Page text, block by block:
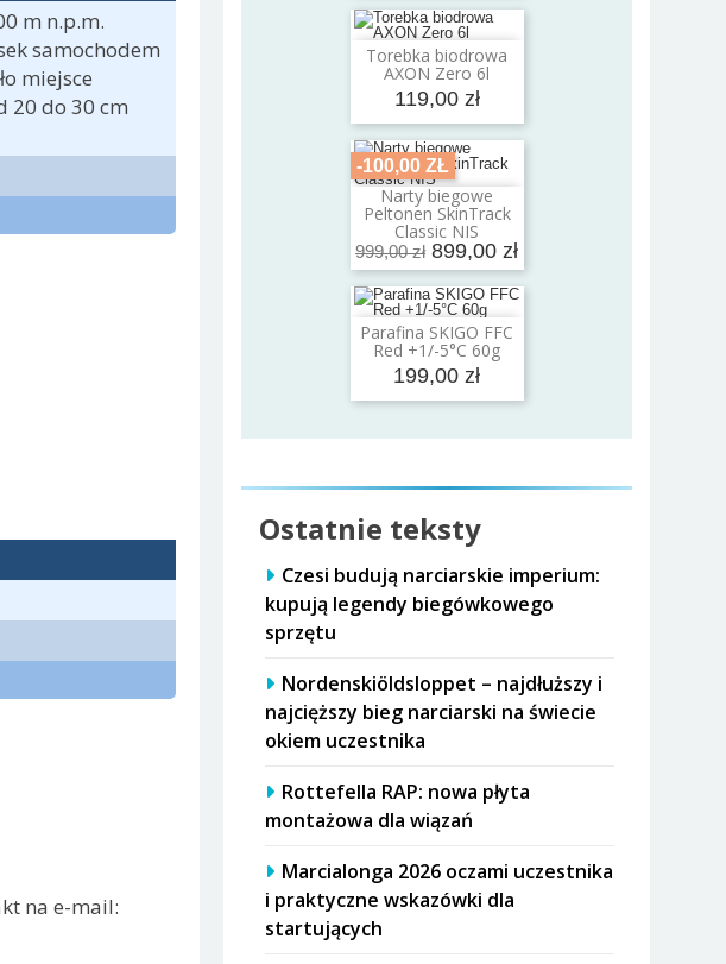
m n.p.m.
samochodem
miejsce
20 do 30 cm
na e-mail:
Torebka biodrowa
AXON Zero 6l
119,00 zł
Dodaj do koszyka
-100,00 ZŁ
Narty biegowe
Peltonen SkinTrack
Classic NIS
999,00 zł 899,00 zł
Dodaj do koszyka
Parafina SKIGO FFC
Red +1/-5°C 60g
199,00 zł
Dodaj do koszyka
Ostatnie teksty
Czesi budują narciarskie imperium:
kupują legendy biegówkowego
sprzętu
Nordenskiöldsloppet – najdłuższy i
najcięższy bieg narciarski na świecie
okiem uczestnika
Rottefella RAP: nowa płyta
montażowa dla wiązań
Marcialonga 2026 oczami uczestnika
i praktyczne wskazówki dla
startujących